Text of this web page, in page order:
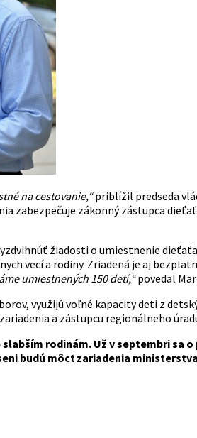
na cestovanie,“priblížil predseda
zabezpečuje zákonný zástupca
žiadosti o umiestnenie
vecí a rodiny. Zriadená je aj
umiestnených 150 detí,“povedal
využijú voľné kapacity deti z
a zástupcu regionálneho
rodinám. Už v septembri sa
budú môcť zariadenia